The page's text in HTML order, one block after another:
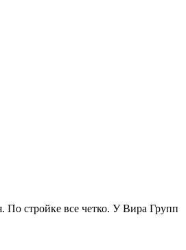
По стройке все четко. У Вира Групп